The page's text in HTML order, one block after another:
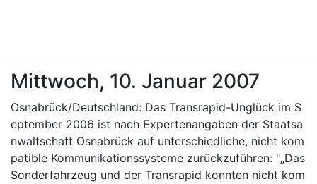
Mittwoch, 10. Januar 2007
Osnabrück/Deutschland: Das Transrapid-Unglück im S
eptember 2006 ist nach Expertenangaben der Staatsa
nwaltschaft Osnabrück auf unterschiedliche, nicht kom
patible Kommunikationssysteme zurückzuführen: "„Das
Sonderfahrzeug und der Transrapid konnten nicht kom